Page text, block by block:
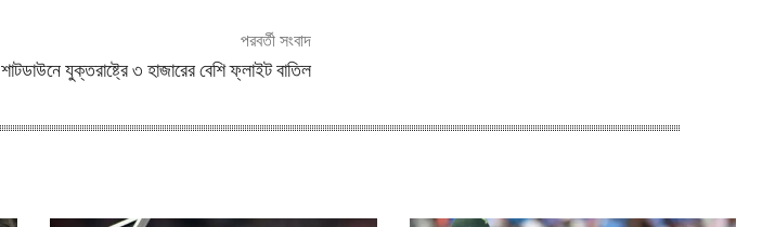
পরবর্তী সংবাদ
শাটডাউনে যুক্তরাষ্ট্রে ৩ হাজারের বেশি ফ্লাইট বাতিল